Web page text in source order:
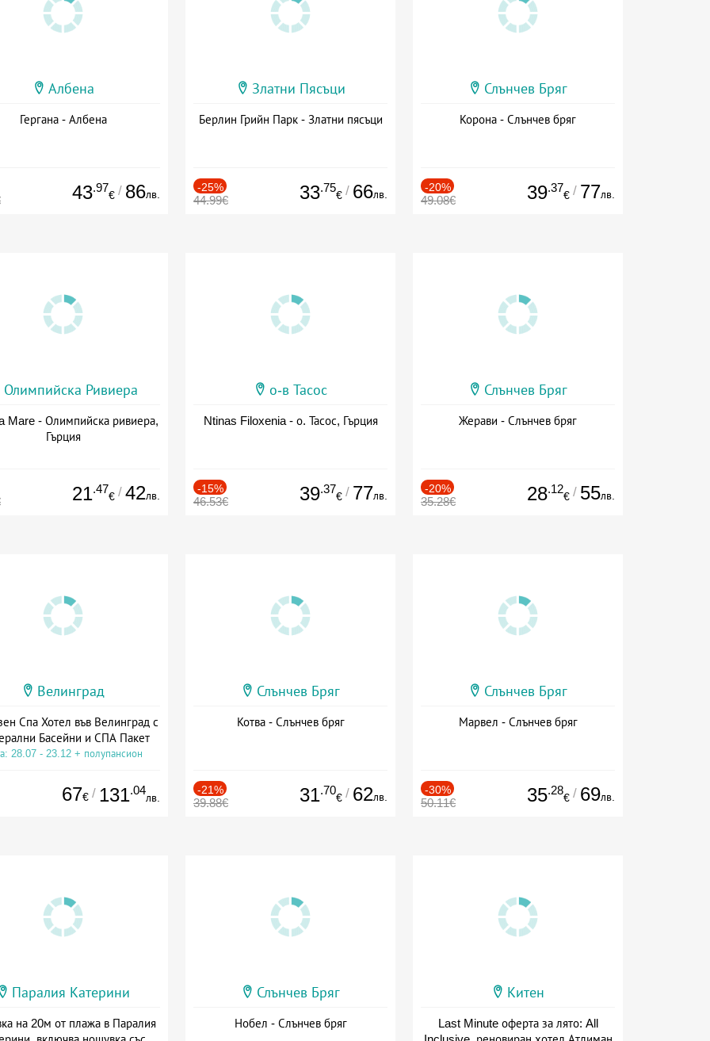
Албена
Гергана - Албена
43.97
€ / 86лв.
Златни Пясъци
Берлин Грийн Парк - Златни пясъци
-25%
44.99€ 33.75
€ / 66лв.
Слънчев Бряг
Корона - Слънчев бряг
-20%
49.08€ 39.37
€ / 77лв.
Олимпийска Ривиера
Mare - Олимпийска ривиера,
Гърция
21.47
€ / 42лв.
о-в Тасос
Ntinas Filoxenia - о. Тасос, Гърция
-15%
46.53€ 39.37
€ / 77лв.
Слънчев Бряг
Жерави - Слънчев бряг
-20%
35.28€ 28.12
€ / 55лв.
Велинград
Спа Хотел във Велинград с
Басейни и СПА Пакет
28.07 - 23.12 + полупансион
67€ / 131.04
лв.
Слънчев Бряг
Котва - Слънчев бряг
-21%
39.88€ 31.70
€ / 62лв.
Слънчев Бряг
Марвел - Слънчев бряг
-30%
50.11€ 35.28
€ / 69лв.
Паралия Катерини
на 20м от плажа в Паралия
Слънчев Бряг
Нобел - Слънчев бряг
Китен
Last Minute оферта за лято: All